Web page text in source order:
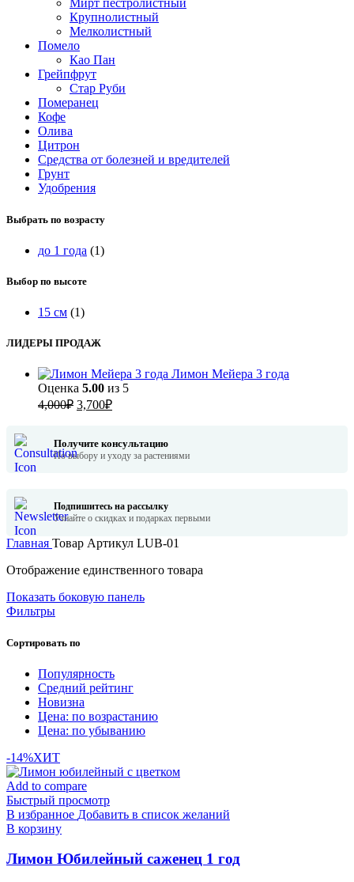
Мирт пестролистный
Крупнолистный
Мелколистный
Помело
Као Пан
Грейпфрут
Стар Руби
Померанец
Кофе
Олива
Цитрон
Средства от болезней и вредителей
Грунт
Удобрения
Выбрать по возрасту
до 1 года (1)
Выбор по высоте
15 см (1)
ЛИДЕРЫ ПРОДАЖ
Лимон Мейера 3 года
Оценка 5.00 из 5
4,000₽ Первоначальная
4,000₽.
3,700₽Текущая
Получите консультацию
По выбору и уходу за растениями
Подпишитесь на рассылку
Узнайте о скидках и подарках первыми
Главная Товар Артикул LUB-01
Отображение единственного товара
Показать боковую панель
Фильтры
Сортировать по
Популярность
Средний рейтинг
Новизна
Цена: по возрастанию
Цена: по убыванию
-14%ХИТ
Add to compare
Быстрый просмотр
В избранное Добавить в список желаний
В корзину
Лимон Юбилейный саженец 1 год